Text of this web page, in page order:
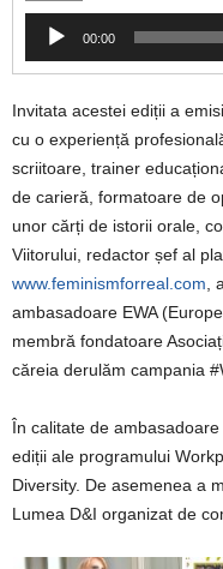
Player
audio
00:00
Invitata acestei ediții a
cu o experiență
scriitoare, trainer
de carieră, formatoare de
unor cărți de istorii orale,
Viitorului, redactor șef al
www.feminismforreal.com
ambasadoare EWA
membră fondatoare
căreia derulăm campania
În calitate de
ediții ale programului
Diversity. De asemenea a
Lumea D&I organizat de